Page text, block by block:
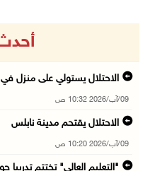
أحدث
الاحتلال يستولي على منزل
09/آب/2026 10:32 ص
الاحتلال يقتحم مدينة نابلس
09/آب/2026 10:20 ص
"التعليم العالي" تختتم تدريبا